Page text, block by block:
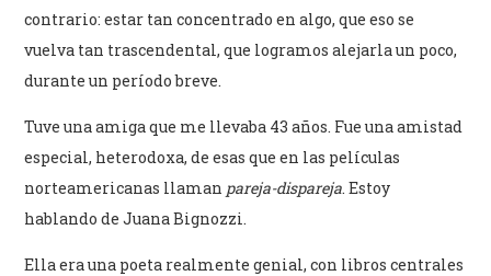
contrario: estar tan concentrado en algo, que eso se
vuelva tan trascendental, que logramos alejarla un poco,
durante un período breve.
Tuve una amiga que me llevaba 43 años. Fue una amistad
especial, heterodoxa, de esas que en las películas
norteamericanas llaman pareja-dispareja. Estoy
hablando de Juana Bignozzi.
Ella era una poeta realmente genial, con libros centrales